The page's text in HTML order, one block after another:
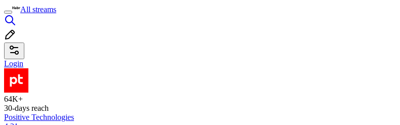
All streams
Login
64K+
30-days reach
Positive Technologies